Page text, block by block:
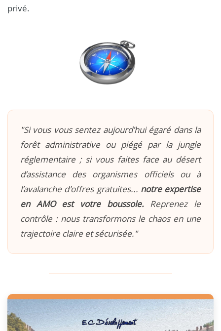
privé.
"Si vous vous sentez aujourd’hui égaré dans la
forêt administrative ou piégé par la jungle
réglementaire ; si vous faites face au désert
d’assistance des organismes officiels ou à
l’avalanche d'offres gratuites... notre expertise
en AMO est votre boussole.Reprenez le
contrôle : nous transformons le chaos en une
trajectoire claire et sécurisée."